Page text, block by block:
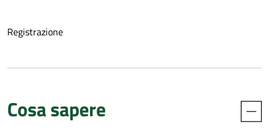
Registrazione
Cosa sapere